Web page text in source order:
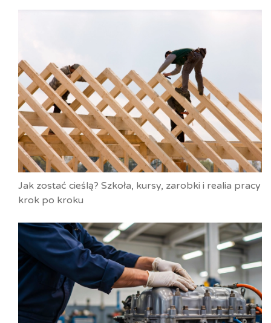
Jak zostać cieślą? Szkoła, kursy, zarobki i realia pracy
krok po kroku